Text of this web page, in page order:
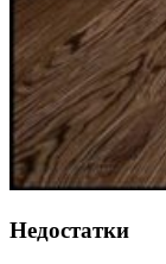
Недостатки